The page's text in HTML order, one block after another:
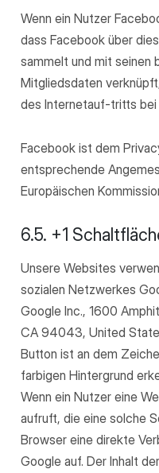
Wenn ein Nutzer
dass Facebook über
sammelt und mit seinen
Mitgliedsdaten
des Internetauf-tritts bei
Facebook ist dem
entsprechende
Europäischen
6.5. +1
Unsere Websites
sozialen Netzwerkes
Google Inc., 1600
CA 94043, United
Button ist an dem
farbigen Hintergrund
Wenn ein Nutzer eine
aufruft, die eine solche
Browser eine direkte
Google auf. Der Inhalt